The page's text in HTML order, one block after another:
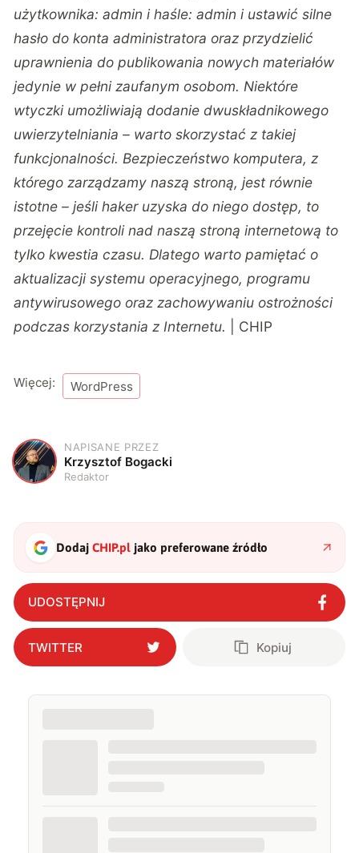
użytkownika: admin i haśle: admin i ustawić silne
hasło do konta administratora oraz przydzielić
uprawnienia do publikowania nowych materiałów
jedynie w pełni zaufanym osobom. Niektóre
wtyczki umożliwiają dodanie dwuskładnikowego
uwierzytelniania – warto skorzystać z takiej
funkcjonalności. Bezpieczeństwo komputera, z
którego zarządzamy naszą stroną, jest równie
istotne – jeśli haker uzyska do niego dostęp, to
przejęcie kontroli nad naszą stroną internetową to
tylko kwestia czasu. Dlatego warto pamiętać o
aktualizacji systemu operacyjnego, programu
antywirusowego oraz zachowywaniu ostrożności
podczas korzystania z Internetu.
| CHIP
Więcej: WordPress
K
NAPISANE PRZEZ
Krzysztof Bogacki
Redaktor
DodajCHIP.pl jako preferowane źródło
UDOSTĘPNIJ
TWITTER Kopiuj